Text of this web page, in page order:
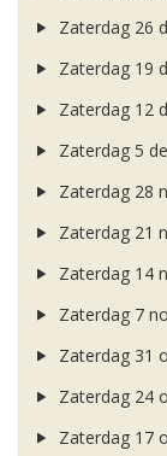
Zaterdag 26
Zaterdag 19
Zaterdag 12
Zaterdag 5
Zaterdag 28
Zaterdag 21
Zaterdag 14
Zaterdag 7
Zaterdag 31
Zaterdag 24
Zaterdag 17